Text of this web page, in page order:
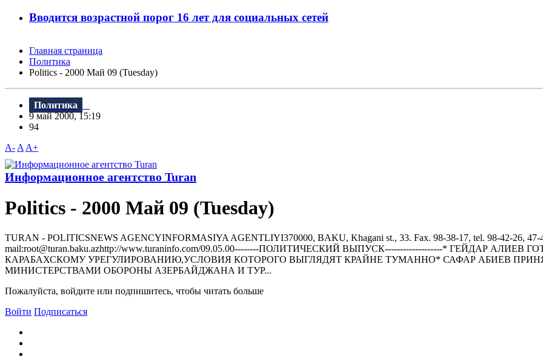
Вводится возрастной порог 16 лет для социальных сетей
Главная страница
Политика
Politics - 2000 Май 09 (Tuesday)
Политика
9 май 2000, 15:19
94
A- A A+
Информационное агентство Turan
Politics - 2000 Май 09 (Tuesday)
TURAN - РOLITICSNEWS AGENCYINFORMASIYA AGENTLIYI370000, BAKU, Khagani st., 33. Fax. 98-38-17, tel. 98-42-26, 47-
mail:root@turan.baku.azhttр://www.turaninfo.com/09.05.00--------ПОЛИТИЧЕСКИЙ ВЫПУСК-------------------* ГЕЙДАР
КАРАБАХСКОМУ УРЕГУЛИРОВАНИЮ,УСЛОВИЯ КОТОРОГО ВЫГЛЯДЯТ КРАЙНЕ ТУМАННО* САФАР АБИЕВ
МИНИСТЕРСТВАМИ ОБОРОНЫ АЗЕРБАЙДЖАНА И ТУР...
Пожалуйста, войдите или подпишитесь, чтобы читать больше
Войти Подписаться